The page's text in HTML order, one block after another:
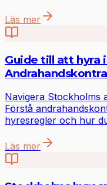
Läs mer
Guide till att hyra
Navigera Stockholms
Förstå
hyresregler och hur
Läs mer